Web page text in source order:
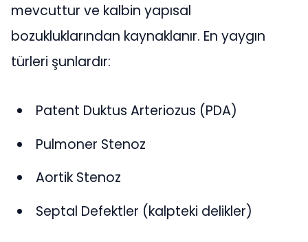
mevcuttur ve kalbin yapısal
bozukluklarından kaynaklanır. En yaygın
türleri şunlardır:
Patent Duktus Arteriozus (PDA)
Pulmoner Stenoz
Aortik Stenoz
Septal Defektler (kalpteki delikler)